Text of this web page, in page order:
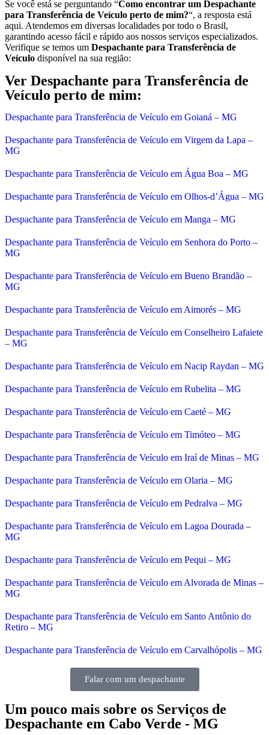
Se você está se perguntando “Como encontrar um Despachante
para Transferência de Veículo perto de mim?“, a resposta está
aqui. Atendemos em diversas localidades por todo o Brasil,
garantindo acesso fácil e rápido aos nossos serviços especializados.
Verifique se temos um Despachante para Transferência de
Veículo disponível na sua região:
Ver Despachante para Transferência de
Veículo perto de mim:
Despachante para Transferência de Veículo em Goianá – MG
Despachante para Transferência de Veículo em Virgem da Lapa –
MG
Despachante para Transferência de Veículo em Água Boa – MG
Despachante para Transferência de Veículo em Olhos-d’Água – MG
Despachante para Transferência de Veículo em Manga – MG
Despachante para Transferência de Veículo em Senhora do Porto –
MG
Despachante para Transferência de Veículo em Bueno Brandão –
MG
Despachante para Transferência de Veículo em Aimorés – MG
Despachante para Transferência de Veículo em Conselheiro Lafaiete
– MG
Despachante para Transferência de Veículo em Nacip Raydan – MG
Despachante para Transferência de Veículo em Rubelita – MG
Despachante para Transferência de Veículo em Caeté – MG
Despachante para Transferência de Veículo em Timóteo – MG
Despachante para Transferência de Veículo em Iraí de Minas – MG
Despachante para Transferência de Veículo em Olaria – MG
Despachante para Transferência de Veículo em Pedralva – MG
Despachante para Transferência de Veículo em Lagoa Dourada –
MG
Despachante para Transferência de Veículo em Pequi – MG
Despachante para Transferência de Veículo em Alvorada de Minas –
MG
Despachante para Transferência de Veículo em Santo Antônio do
Retiro – MG
Despachante para Transferência de Veículo em Carvalhópolis – MG
Falar com um despachante
Um pouco mais sobre os Serviços de
Despachante em Cabo Verde - MG